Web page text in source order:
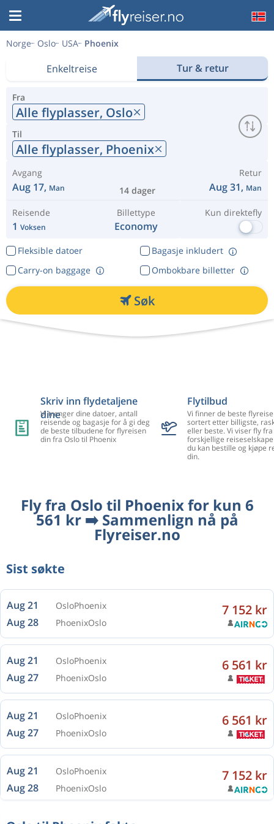
Norge Oslo USA Phoenix
Enkeltreise Tur & retur
Fra
Alle flyplasser, Oslo
Til
Alle flyplasser, Phoenix
Avgang
Aug 17, Man 14 dager
Retur
Aug 31, Man
Reisende
1 Voksen
Billettype
Economy
Kun direktefly
Fleksible datoer
Bagasje inkludert
Ombokbare billetter
Carry-on baggage
Søk
Skriv inn flydetaljene
dine
Vi trenger dine datoer, antall
reisende og bagasje for å gi deg
de beste tilbudene for flyreisen
din fra Oslo til Phoenix
Flytilbud
Vi finner de beste
sortert etter billigste,
eller beste. Vi viser fly
forskjellige
du kan bestille og kjøpe
din.
Fly fra Oslo til Phoenix for kun 6
561 kr ➡️ Sammenlign nå på
Flyreiser.no
Sist søkte
Aug 21 OsloPhoenix
Aug 28 PhoenixOslo
7 152 kr
Aug 21 OsloPhoenix
Aug 27 PhoenixOslo
6 561 kr
Aug 21 OsloPhoenix
Aug 27 PhoenixOslo
6 561 kr
Aug 21 OsloPhoenix
Aug 28 PhoenixOslo
7 152 kr